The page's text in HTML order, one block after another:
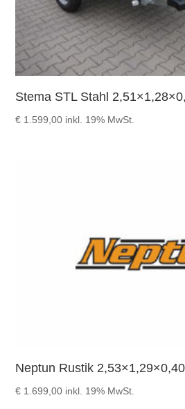
Stema STL Stahl
€ 1.599,00 inkl. 19% MwSt.
Neptun Rustik
€ 1.699,00 inkl. 19% MwSt.